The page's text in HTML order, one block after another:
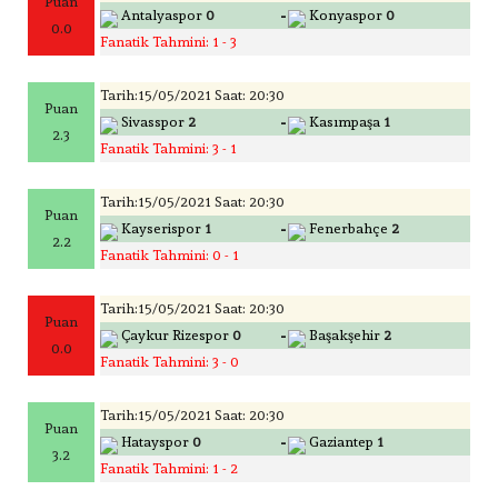
0.0
Antalyaspor 0 - Konyaspor 0
Fanatik Tahmini: 1 - 3
Puan
2.3
Tarih:15/05/2021 Saat: 20:30
Sivasspor 2 - Kasımpaşa 1
Fanatik Tahmini: 3 - 1
Puan
2.2
Tarih:15/05/2021 Saat: 20:30
Kayserispor 1 - Fenerbahçe 2
Fanatik Tahmini: 0 - 1
Puan
0.0
Tarih:15/05/2021 Saat: 20:30
Çaykur Rizespor 0 - Başakşehir 2
Fanatik Tahmini: 3 - 0
Puan
3.2
Tarih:15/05/2021 Saat: 20:30
Hatayspor 0 - Gaziantep 1
Fanatik Tahmini: 1 - 2